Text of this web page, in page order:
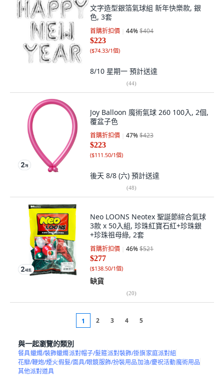
文字造型銀箔氣球組 新年快樂款, 銀
色, 3套
首購折扣價 44%$404
$223
($74.33/1個)
8/10 星期一 預計送達
(44)
Joy Balloon 魔術氣球 260 100入, 2個,
覆盆子色
首購折扣價 47%$423
$223
($111.50/1個)
後天 8/8 (六) 預計送達
(48)
Neo LOONS Neotex 聖誕節綜合氣球
3款 x 50入組, 珍珠紅寶石紅+珍珠銀
+珍珠祖母綠, 2套
首購折扣價 46%$521
$277
($138.50/1個)
缺貨
(20)
1 2 3 4 5
與一起瀏覽的類別
餐具蠟燭/裝飾蠟燭派對帽子/髮箍派對裝飾/掛旗家庭派對組
花瓣/鞭炮/煙火假髮/面具/眼鏡服飾/扮裝用品加油/慶祝活動魔術用品
其他派對道具